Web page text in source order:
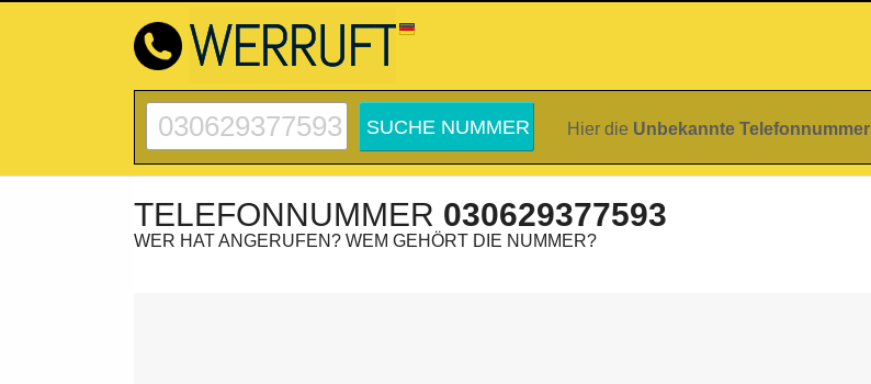
Hier die Unbekannte Telefonnummer
TELEFONNUMMER 030629377593
WER HAT ANGERUFEN? WEM GEHÖRT DIE NUMMER?